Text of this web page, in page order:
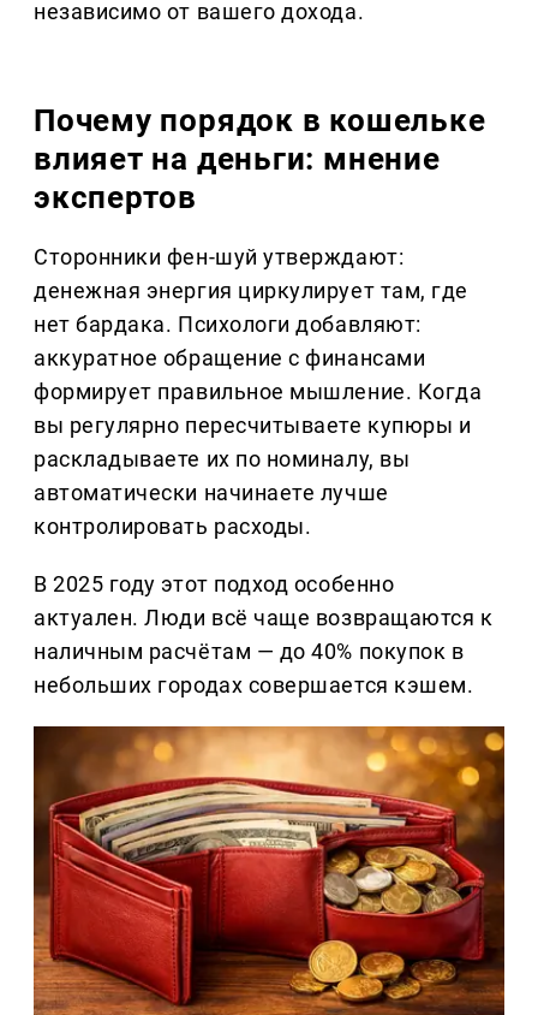
независимо от вашего дохода.
Почему порядок в кошельке
влияет на деньги: мнение
экспертов
Сторонники фен-шуй утверждают:
денежная энергия циркулирует там, где
нет бардака. Психологи добавляют:
аккуратное обращение с финансами
формирует правильное мышление. Когда
вы регулярно пересчитываете купюры и
раскладываете их по номиналу, вы
автоматически начинаете лучше
контролировать расходы.
В 2025 году этот подход особенно
актуален. Люди всё чаще возвращаются к
наличным расчётам — до 40% покупок в
небольших городах совершается кэшем.